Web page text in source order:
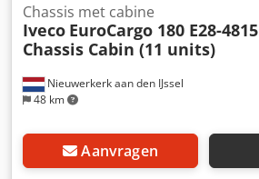
Nieuwerkerk aan den IJssel
48 km
Chassis met cabine
Iveco EuroCargo 180 E28-4815
Chassis Cabin (11 units)
Aanvragen